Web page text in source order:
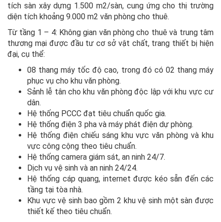
tích sàn xây dựng 1.500 m2/sàn, cung ứng cho thị trường
diện tích khoảng 9.000 m2 văn phòng cho thuê.
Từ tầng 1 – 4: Không gian văn phòng cho thuê và trung tâm
thương mại được đầu tư cơ sở vật chất, trang thiết bị hiện
đại, cụ thể:
08 thang máy tốc độ cao, trong đó có 02 thang máy
phục vụ cho khu văn phòng.
Sảnh lễ tân cho khu văn phòng độc lập với khu vực cư
dân.
Hệ thống PCCC đạt tiêu chuẩn quốc gia.
Hệ thống điện 3 pha và máy phát điện dự phòng.
Hệ thống điện chiếu sáng khu vực văn phòng và khu
vực công cộng theo tiêu chuẩn.
Hệ thống camera giám sát, an ninh 24/7.
Dịch vụ vệ sinh và an ninh 24/24.
Hệ thống cáp quang, internet được kéo sẵn đến các
tầng tại tòa nhà.
Khu vực vệ sinh bao gồm 2 khu vệ sinh một sàn được
thiết kế theo tiêu chuẩn.